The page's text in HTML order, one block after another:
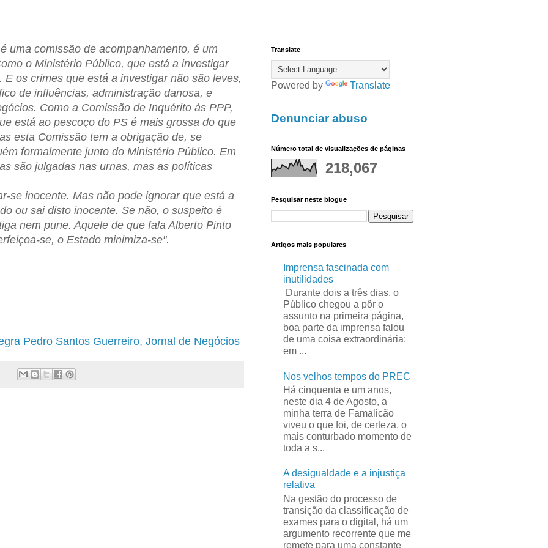
uma comissão de acompanhamento, é um
o Ministério Público, que está a investigar
os crimes que está a investigar não são leves,
de influências, administração danosa, e
Como a Comissão de Inquérito às PPP,
está ao pescoço do PS é mais grossa do que
esta Comissão tem a obrigação de, se
formalmente junto do Ministério Público. Em
são julgadas nas urnas, mas as políticas
se inocente. Mas não pode ignorar que está a
ou sai disto inocente. Se não, o suspeito é
nem pune. Aquele de que fala Alberto Pinto
se, o Estado minimiza-se".
Pedro Santos Guerreiro, Jornal de Negócios
Translate
Powered by Translate
Denunciar abuso
Número total de visualizações de páginas
218,067
Pesquisar neste blogue
Artigos mais populares
Imprensa fascinada com
inutilidades
Durante dois a três dias, o
Público chegou a pôr o
assunto na primeira página,
boa parte da imprensa falou
de uma coisa extraordinária:
em ...
Nos velhos tempos do PREC
Há cinquenta e um anos,
neste dia 4 de Agosto, a
minha terra de Famalicão
viveu o que foi, de certeza, o
mais conturbado momento de
toda a s...
A desigualdade e a injustiça
relativa
Na gestão do processo de
transição da classificação de
exames para o digital, há um
argumento recorrente que me
remete para uma constante